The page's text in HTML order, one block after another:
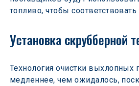
топливо, чтобы
Установка скрубберной
Технология очистки выхлопных
медленнее, чем ожидалось,